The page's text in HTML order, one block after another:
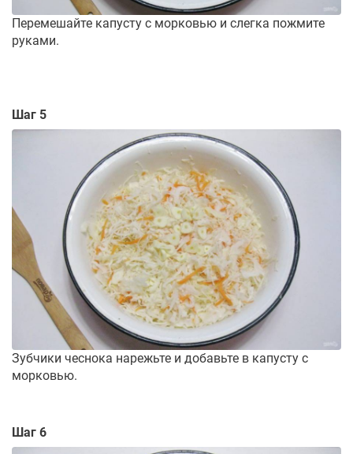
Перемешайте капусту с морковью и слегка пожмите
руками.
Шаг 5
Зубчики чеснока нарежьте и добавьте в капусту с
морковью.
Шаг 6